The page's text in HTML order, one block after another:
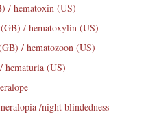
/ hematoxin (US)
/ hematoxylin (US)
/ hematozoon (US)
hematuria (US)
/night blindedness